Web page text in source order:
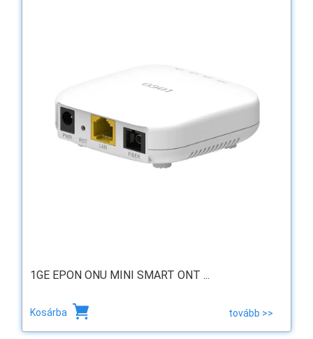
1GE EPON ONU MINI SMART ONT ...
Kosárba tovább >>